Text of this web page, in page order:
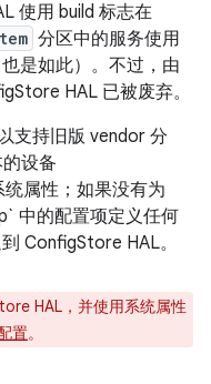
使用 build 标志在
分区中的服务使用
是如此）。不过，由
HAL 已被废弃。
支持旧版 vendor 分
设备
属性；如果没有为
中的配置项定义任何
ConfigStore HAL。
HAL，并使用系统属性
置。